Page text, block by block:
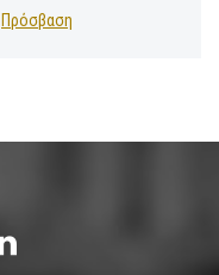
Πρόσβαση